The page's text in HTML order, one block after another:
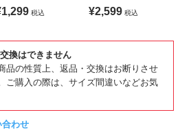
ト洗い) / 漂白剤使用不可 / 乾燥機使用
濯ネット使用
ついて、繰り返しの着用・洗濯によ
税込 ¥2,599 税込
換はできません
品の性質上、返品・交換はお断りさせ
ご購入の際は、サイズ間違いなどお気
わせ